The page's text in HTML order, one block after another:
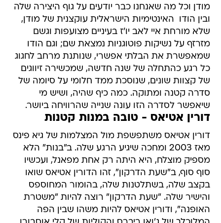
מודן וכל מה שאנחנו כבר יודעים על גוף היצירה שלה
ובין הודו  האינטימיות הישראלית עוקצנית של מודן,
שלא מורחת איי לאב יו'ז בעיניים מצועפות וגשם
מזרזף על נשיקות פוטוגניות נמצאת שם; וגם הודו
שמאפשרת את הבלתי אפשרי, שנותנת מרחב לחגוג
כל רגע כהתחלה של שנה חדשה, שמכשירה זיווגים
של קצוות שונים, שנוסכת ממד חלומי על סיומה של
סדרה קטנה ומתוקה. כמה כיף שהיה, ושיש מי
שיאפשר לסדרה הזו עונה שנייה שהרוויחה ביושר.
דורין אטיאס - טובה במנות קטנות
דורין אטיאס משתפשפת מול המצלמות של גיא פינס
מאז 2003 ומחכה שיגיע הרגע שלה. ב"בנות" הלא
מספיק מוצלח, היא היתה רק אחת מפאנל, ועכשיו
סוף סוף, ב"שעת הדרקון", זהו הדורין אטיאס שואו 
בקצב שלה, בשתלטנות שלה, בהומור המחוספס
והישיר שלה. "שעת הדרקון" רוצה להיות "משטרת
האופנה", ודורין אטיאס להיות משהו שבין הפה